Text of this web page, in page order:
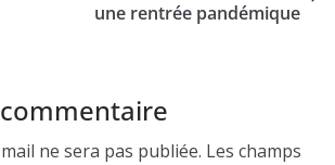
une rentrée pandémique
ne sera pas publiée. Les champs